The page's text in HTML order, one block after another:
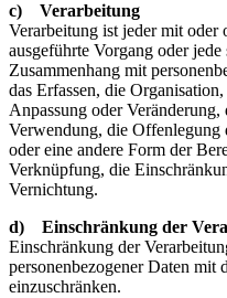
c) Verarbeitung
Verarbeitung ist jeder mit oder
ausgeführte Vorgang oder
Zusammenhang mit
das Erfassen, die
Anpassung oder
Verwendung, die
oder eine andere Form der
Verknüpfung, die
Vernichtung.
d) Einschränkung der
Einschränkung der
personenbezogener Daten
einzuschränken.